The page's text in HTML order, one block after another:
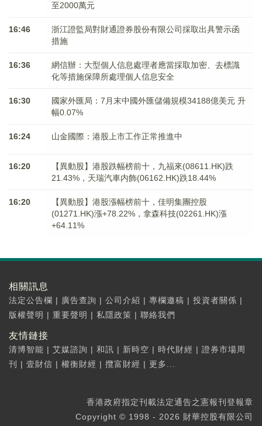
至2000萬元
16:46
浙江證監局對財通證券股份有限公司採取出具警示函
措施
16:36
網信辦：大型個人信息處理者應當採取加密、去標識
化等措施保障所處理個人信息安全
16:30
國家外匯局：7月末中國外匯儲備規模34188億美元 升
幅0.07%
16:24 山金國際：港股上市工作正常推進中
16:20
【異動股】港股跌幅榜前十，九福來(08611.HK)跌
21.43%，天瑞汽車内飾(06162.HK)跌18.44%
16:20
【異動股】港股漲幅榜前十，佳明集團控股
(01271.HK)漲+78.22%，拿森科技(02261.HK)漲
+64.11%
相關訊息
法定公告欄 | 廣告查詢 | 公司介紹 | 專欄邀稿 | 投資者關係 |
版權聲明 | 重要聲明 | 私隱政策 | 聯絡我們
友情鏈接
清博智能 | 艾媒諮詢 | 和訊 | 新時空 | 時代財經 | 證券市場周
刊
| 壹財信 | 權衡財經 | 攬富財經 | 更多...
香港政府指定刊載法定通告之憲報刊登報章
Copyright © 1998 - 2026 財華控股有限公司